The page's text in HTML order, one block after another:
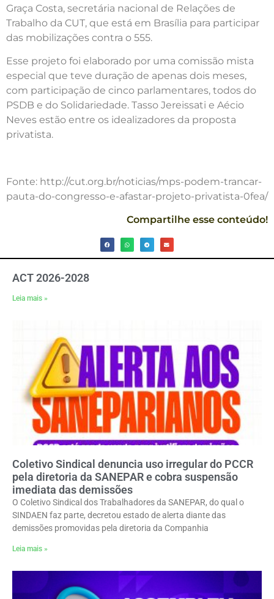
Graça Costa, secretária nacional de Relações de
Trabalho da CUT, que está em Brasília para participar
das mobilizações contra o 555.
Esse projeto foi elaborado por uma comissão mista
especial que teve duração de apenas dois meses,
com participação de cinco parlamentares, todos do
PSDB e do Solidariedade. Tasso Jereissati e Aécio
Neves estão entre os idealizadores da proposta
privatista.
Fonte: http://cut.org.br/noticias/mps-podem-trancar-
pauta-do-congresso-e-afastar-projeto-privatista-0fea/
Compartilhe esse conteúdo!
ACT 2026-2028
Leia mais »
Coletivo Sindical denuncia uso irregular do PCCR
pela diretoria da SANEPAR e cobra suspensão
imediata das demissões
O Coletivo Sindical dos Trabalhadores da SANEPAR, do qual o
SINDAEN faz parte, decretou estado de alerta diante das
demissões promovidas pela diretoria da Companhia
Leia mais »